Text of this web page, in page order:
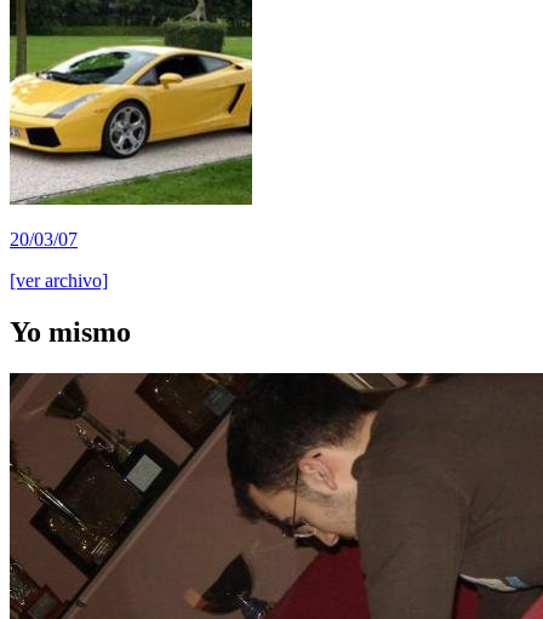
20/03/07
[ver archivo]
Yo mismo